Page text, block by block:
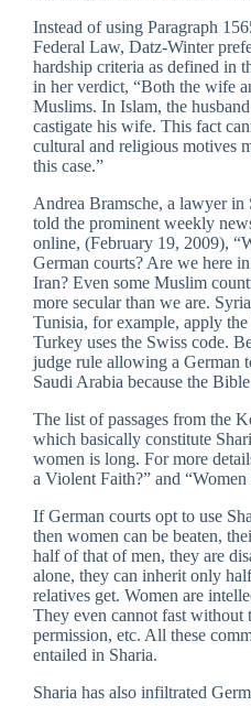
Instead of using Paragraph
Federal Law, Datz-Winter
hardship criteria as defined in
in her verdict, “Both the wife
Muslims. In Islam, the
castigate his wife. This fact
cultural and religious motives
this case.”
Andrea Bramsche, a lawyer in
told the prominent weekly
online, (February 19, 2009),
German courts? Are we here
Iran? Even some Muslim
more secular than we are.
Tunisia, for example, apply
Turkey uses the Swiss code.
judge rule allowing a German
Saudi Arabia because the
The list of passages from the
which basically constitute
women is long. For more
a Violent Faith?” and
If German courts opt to use
then women can be beaten,
half of that of men, they are
alone, they can inherit only
relatives get. Women are
They even cannot fast without
permission, etc. All these
entailed in Sharia.
Sharia has also infiltrated